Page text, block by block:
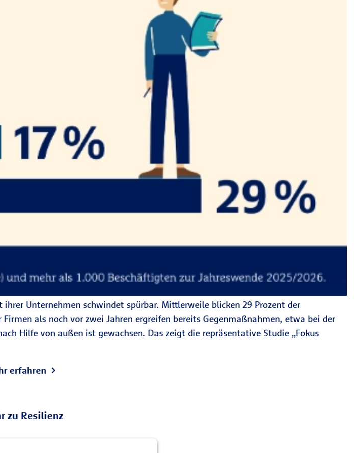
Unternehmen schwindet spürbar. Mittlerweile blicken 29 Prozent der
als noch vor zwei Jahren ergreifen bereits Gegenmaßnahmen, etwa bei der
Hilfe von außen ist gewachsen. Das zeigt die repräsentative Studie „Fokus
erfahren
zu Resilienz